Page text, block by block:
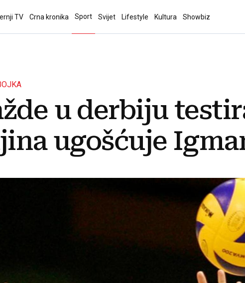
TV Crna kronika Sport Svijet Lifestyle Kultura Showbiz
u derbiju
ugošćuje